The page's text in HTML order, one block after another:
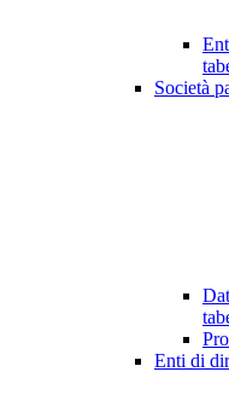
Società
Enti di